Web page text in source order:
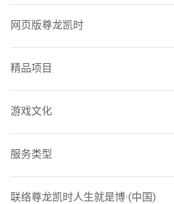
网页版尊龙凯时
精品项目
游戏文化
服务类型
联络尊龙凯时人生就是博·(中国)